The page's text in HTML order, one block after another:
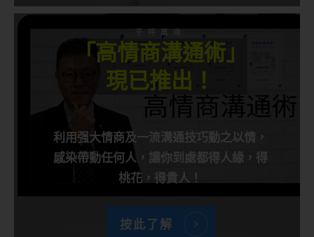
千呼萬喚
「高情商溝通術」
現已推出！
利用强大情商及一流溝通技巧動之以情，
感染帶動任何人，讓你到處都得人緣，得
桃花，得貴人！
按此了解